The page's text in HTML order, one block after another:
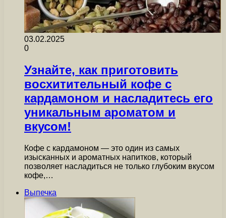
03.02.2025
0
Узнайте, как приготовить
восхитительный кофе с
кардамоном и насладитесь его
уникальным ароматом и
вкусом!
Кофе с кардамоном — это один из самых
изысканных и ароматных напитков, который
позволяет насладиться не только глубоким вкусом
кофе,…
Выпечка